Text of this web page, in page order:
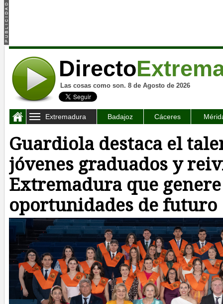
Directo
Las cosas como son. 8 de Agosto de 2026
Extremadura Badajoz Cáceres
Guardiola destaca el
jóvenes graduados y
Extremadura que genere
oportunidades de futuro